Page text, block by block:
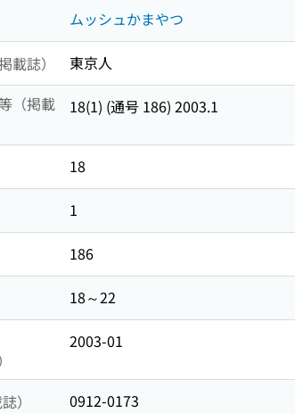
ムッシュかまやつ
載誌）
東京人
（掲載
18(1) (通号 186) 2003.1
18
1
186
18～22
2003-01
） 0912-0173